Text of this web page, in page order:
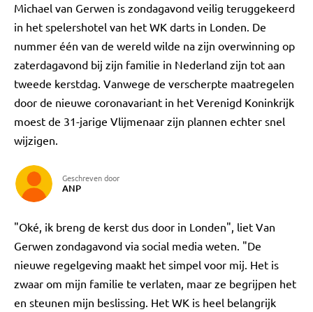
Michael van Gerwen is zondagavond veilig teruggekeerd
in het spelershotel van het WK darts in Londen. De
nummer één van de wereld wilde na zijn overwinning op
zaterdagavond bij zijn familie in Nederland zijn tot aan
tweede kerstdag. Vanwege de verscherpte maatregelen
door de nieuwe coronavariant in het Verenigd Koninkrijk
moest de 31-jarige Vlijmenaar zijn plannen echter snel
wijzigen.
Geschreven door
ANP
"Oké, ik breng de kerst dus door in Londen", liet Van
Gerwen zondagavond via social media weten. "De
nieuwe regelgeving maakt het simpel voor mij. Het is
zwaar om mijn familie te verlaten, maar ze begrijpen het
en steunen mijn beslissing. Het WK is heel belangrijk